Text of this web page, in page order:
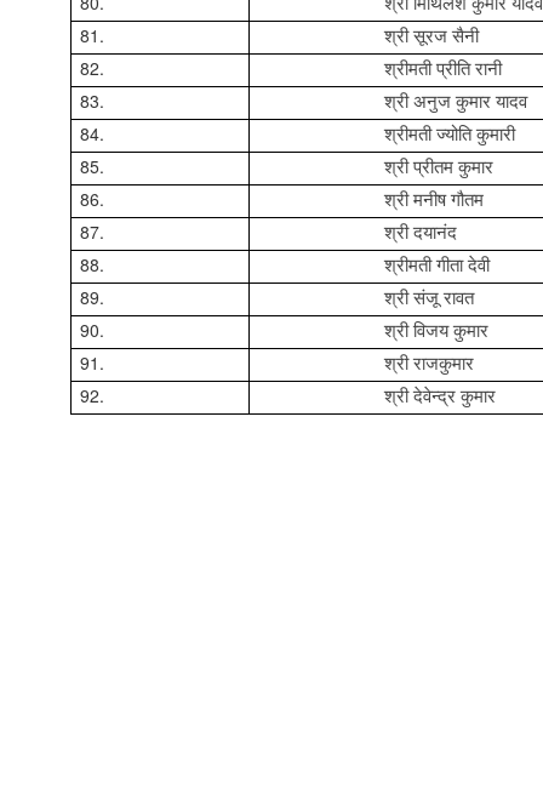
81. श्री सूरज सैनी
82. श्रीमती प्रीति रानी
83. श्री अनुज कुमार यादव
84. श्रीमती ज्योति कुमारी
85. श्री प्रीतम कुमार
86. श्री मनीष गौतम
87. श्री दयानंद
88. श्रीमती गीता देवी
89. श्री संजू रावत
90. श्री विजय कुमार
91. श्री राजकुमार
92. श्री देवेन्द्र कुमार